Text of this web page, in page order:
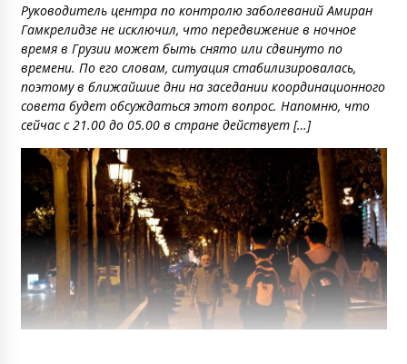
Руководитель центра по контролю заболеваний Амиран
Гамкрелидзе не исключил, что передвижение в ночное
время в Грузии может быть снято или сдвинуто по
времени. По его словам, ситуация стабилизировалась,
поэтому в ближайшие дни на заседании координационного
совета будет обсуждаться этот вопрос. Напомню, что
сейчас с 21.00 до 05.00 в стране действует […]